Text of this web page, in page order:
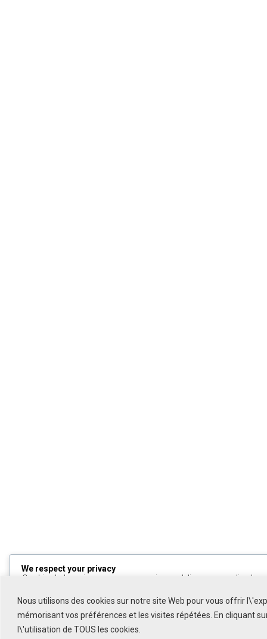
Nous utilisons des cookies sur notre site Web pour vous offrir
mémorisant vos préférences et les visites répétées. En cliquant
l\'utilisation de TOUS les cookies.
We respect your privacy
Cookies help us improve your experience, deliver personalized
Allto decline non-essential cookies.